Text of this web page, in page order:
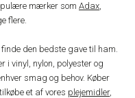
mærker som Adax,
flere.
den bedste gave til ham.
i vinyl, nylon, polyester og
smag og behov. Køber
et af vores plejemidler,